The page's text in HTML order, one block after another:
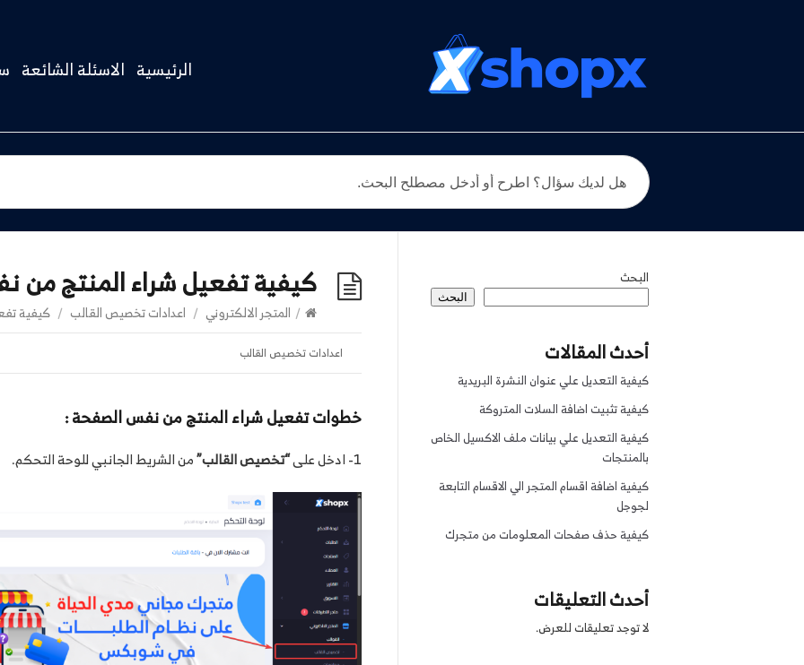
الرئيسية الاسئلة الشائعة
كيفية تفعيل شراء المنتج من
/ المتجر الالكتروني / اعدادات تخصيص القالب / كيفية
اعدادات تخصيص القالب
خطوات تفعيل شراء المنتج من نفس الصفحة :
1- ادخل على “تخصيص القالب”من الشريط الجانبي للوحة التحكم.
البحث
البحث
أحدث المقالات
كيفية التعديل علي عنوان النشرة البريدية
كيفية تثبيت اضافة السلات المتروكة
كيفية التعديل علي بيانات ملف الاكسيل الخاص
بالمنتجات
كيفية اضافة اقسام المتجر الي الاقسام التابعة
لجوجل
كيفية حذف صفحات المعلومات من متجرك
أحدث التعليقات
لا توجد تعليقات للعرض.